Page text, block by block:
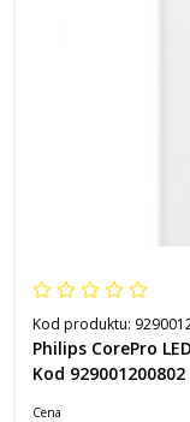
Kod produktu:
Philips CorePro
Kod 929001200802
Cena